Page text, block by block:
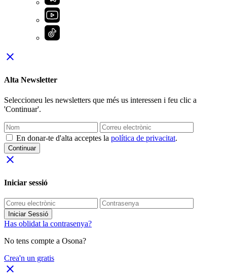
close
Alta Newsletter
Seleccioneu les newsletters que més us interessen i feu clic a
'Continuar'.
En donar-te d'alta acceptes la política de privacitat.
Continuar
close
Iniciar sessió
Iniciar Sessió
Has oblidat la contrasenya?
No tens compte a Osona?
Crea'n un gratis
close